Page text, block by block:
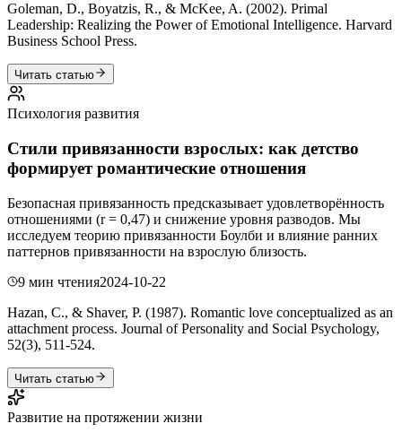
Goleman, D., Boyatzis, R., & McKee, A. (2002). Primal
Leadership: Realizing the Power of Emotional Intelligence. Harvard
Business School Press.
Читать статью
Психология развития
Стили привязанности взрослых: как детство
формирует романтические отношения
Безопасная привязанность предсказывает удовлетворённость
отношениями (r = 0,47) и снижение уровня разводов. Мы
исследуем теорию привязанности Боулби и влияние ранних
паттернов привязанности на взрослую близость.
9 мин чтения2024-10-22
Hazan, C., & Shaver, P. (1987). Romantic love conceptualized as an
attachment process. Journal of Personality and Social Psychology,
52(3), 511-524.
Читать статью
Развитие на протяжении жизни